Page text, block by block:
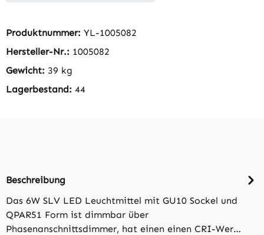
Produktnummer: YL-1005082
Hersteller-Nr.: 1005082
Gewicht: 39 kg
Lagerbestand: 44
Beschreibung
Das 6W SLV LED Leuchtmittel mit GU10 Sockel und
QPAR51 Form ist dimmbar über
Phasenanschnittsdimmer, hat einen einen CRI-Wer…